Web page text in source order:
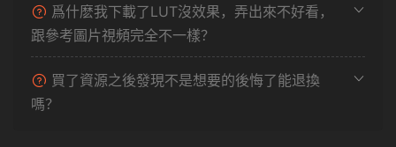
爲什麽我下載了LUT沒效果，弄出來不好看，
跟參考圖片視頻完全不一樣？
買了資源之後發現不是想要的後悔了能退換
嗎？